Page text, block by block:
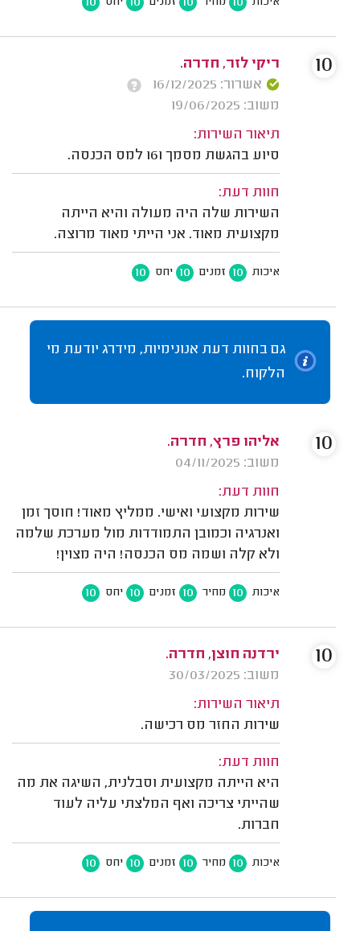
ריקי לזר, חדרה.
אשרור: 16/12/2025
משוב: 19/06/2025
תיאור השירות:
סיוע בהגשת מסמך 161 למס הכנסה.
חוות דעת:
השירות שלה היה מעולה והיא הייתה
מקצועית מאוד. אני הייתי מאוד מרוצה.
איכות 10 זמנים 10 יחס 10
10
גם בחוות דעת אנונימיות, מידרג יודעת מי
הלקוח.
אליהו פרץ, חדרה.
משוב: 04/11/2025
חוות דעת:
שירות מקצועי ואישי. ממליץ מאוד! חוסך זמן
ואנרגיה וכמובן התמודדות מול מערכת שלמה
ולא קלה ושמה מס הכנסה! היה מצוין!
איכות 10 מחיר 10 זמנים 10 יחס 10
10
ירדנה חוצן, חדרה.
משוב: 30/03/2025
תיאור השירות:
שירות החזר מס רכישה.
חוות דעת:
היא הייתה מקצועית וסבלנית, השיגה את מה
שהייתי צריכה ואף המלצתי עליה לעוד
חברות.
איכות 10 מחיר 10 זמנים 10 יחס 10
10